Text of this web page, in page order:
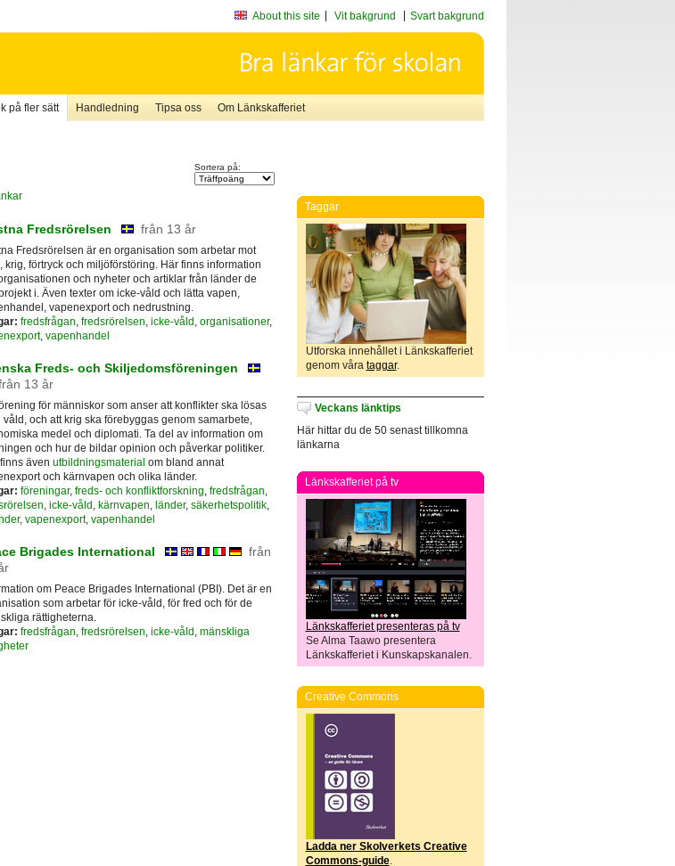
About this site Vit bakgrund Svart bakgrund
på fler sätt Handledning Tipsa oss Om Länkskafferiet
Sortera på:
Fredsrörelsen från 13 år
Fredsrörelsen är en organisation som arbetar mot
krig, förtryck och miljöförstöring. Här finns information
och nyheter och artiklar från länder de
i. Även texter om icke-våld och lätta vapen,
vapenexport och nedrustning.
fredsfrågan fredsrörelsen icke-våld organisationer,
, vapenhandel
Freds- och Skiljedomsföreningen
13 år
för människor som anser att konflikter ska lösas
våld, och att krig ska förebyggas genom samarbete,
medel och diplomati. Ta del av information om
och hur de bildar opinion och påverkar politiker.
även utbildningsmaterial om bland annat
och kärnvapen och olika länder.
föreningar, freds- och konfliktforskning, fredsfrågan,
, icke-våld , kärnvapen, länder, säkerhetspolitik,
, vapenexport, vapenhandel
Brigades International
från
om Peace Brigades International (PBI). Det är en
som arbetar för icke-våld, för fred och för de
rättigheterna.
fredsfrågan, fredsrörelsen, icke-våld , mänskliga
Taggar
Utforska innehållet i Länkskafferiet
genom våra taggar.
Veckans länktips
Här hittar du de 50 senast tillkomna
länkarna
Länkskafferiet på tv
Länkskafferiet presenteras på tv
Se Alma Taawo presentera
Länkskafferiet i Kunskapskanalen.
Creative Commons
Ladda ner Skolverkets Creative
Commons-guide.